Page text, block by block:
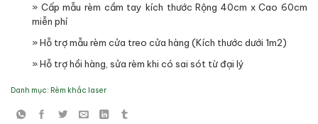
» Cấp mẫu rèm cầm tay kích thước Rộng 40cm x Cao 60cm
miễn phí
» Hỗ trợ mẫu rèm cửa treo cửa hàng (Kích thước dưới 1m2)
» Hỗ trợ hồi hàng, sửa rèm khi có sai sót từ đại lý
Danh mục: Rèm khắc laser